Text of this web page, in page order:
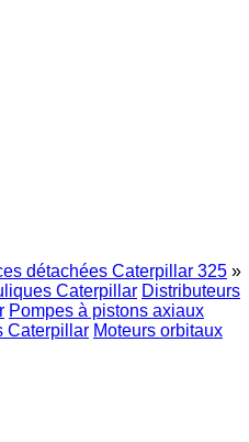
détachées Caterpillar 325 »
Caterpillar Distributeurs
Pompes à pistons axiaux
Caterpillar Moteurs orbitaux